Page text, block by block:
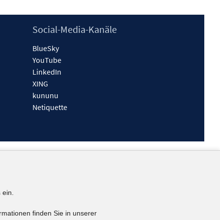
Social-Media-Kanäle
BlueSky
YouTube
LinkedIn
XING
kununu
Netiquette
ein.
finden Sie in unserer